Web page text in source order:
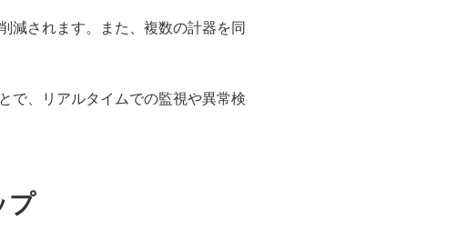
減されます。また、複数の計器を同
で、リアルタイムでの監視や異常検
プ